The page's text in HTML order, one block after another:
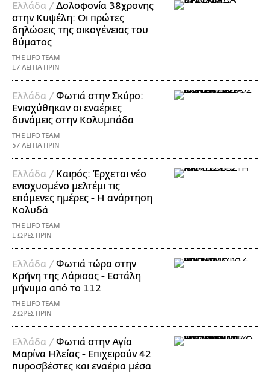
Ελλάδα / Δολοφονία 38χρονης
στην Κυψέλη: Οι πρώτες
δηλώσεις της οικογένειας του
θύματος
THE LIFO TEAM
17 ΛΕΠΤΑ ΠΡΙΝ
Ελλάδα / Φωτιά στην Σκύρο:
Ενισχύθηκαν οι εναέριες
δυνάμεις στην Κολυμπάδα
THE LIFO TEAM
57 ΛΕΠΤΑ ΠΡΙΝ
Ελλάδα / Καιρός: Έρχεται νέο
ενισχυσμένο μελτέμι τις
επόμενες ημέρες - Η ανάρτηση
Κολυδά
THE LIFO TEAM
1 ΩΡΕΣ ΠΡΙΝ
Ελλάδα / Φωτιά τώρα στην
Κρήνη της Λάρισας - Εστάλη
μήνυμα από το 112
THE LIFO TEAM
2 ΩΡΕΣ ΠΡΙΝ
Ελλάδα / Φωτιά στην Αγία
Μαρίνα Ηλείας - Επιχειρούν 42
πυροσβέστες και εναέρια μέσα